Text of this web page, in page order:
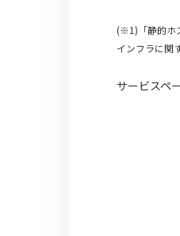
(※1)「静的ホ
インフラに関
サービスペ